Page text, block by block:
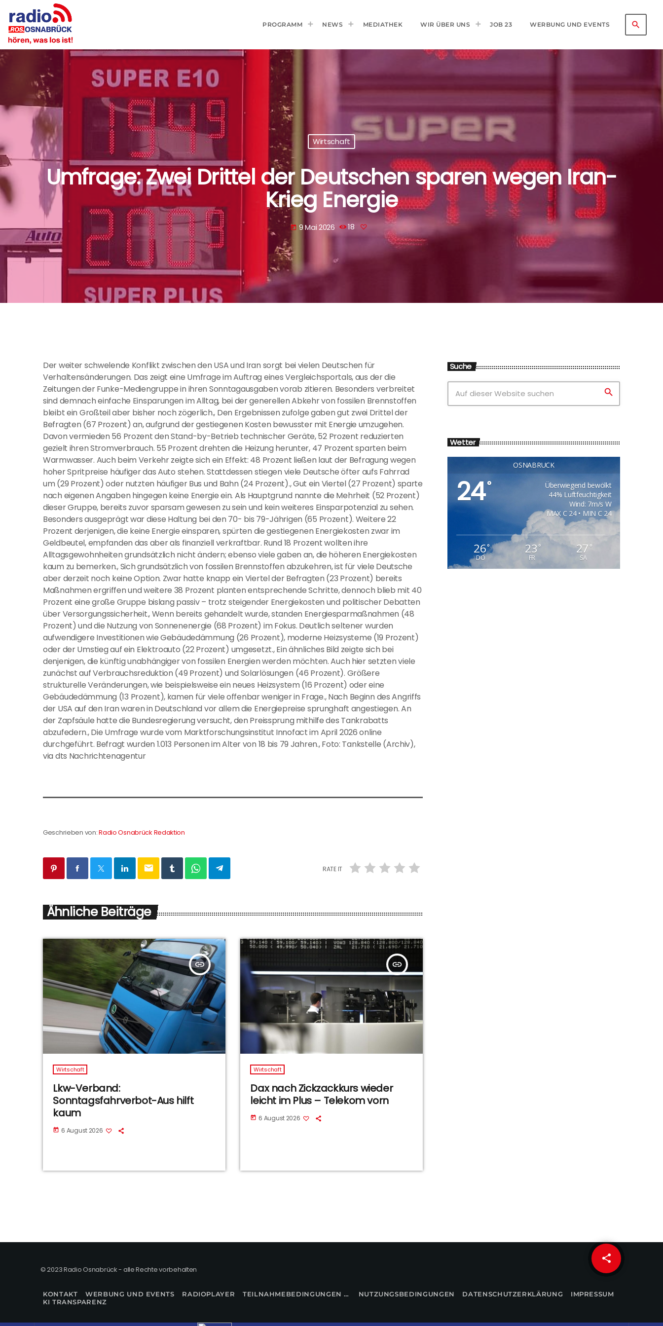
PROGRAMM NEWS MEDIATHEK WIR ÜBER UNS JOB 23 WERBUNG UND EVENTS search
Wirtschaft
Umfrage: Zwei Drittel der Deutschen sparen wegen Iran-
Krieg Energie
today 9 Mai 2026 18
share
email
Der weiter schwelende Konflikt zwischen den USA und Iran sorgt bei vielen Deutschen für
Verhaltensänderungen. Das zeigt eine Umfrage im Auftrag eines Vergleichsportals, aus der die
Zeitungen der Funke-Mediengruppe in ihren Sonntagausgaben vorab zitieren. Besonders verbreitet
sind demnach einfache Einsparungen im Alltag, bei der generellen Abkehr von fossilen Brennstoffen
bleibt ein Großteil aber bisher noch zögerlich., Den Ergebnissen zufolge gaben gut zwei Drittel der
Befragten (67 Prozent) an, aufgrund der gestiegenen Kosten bewusster mit Energie umzugehen.
Davon vermieden 56 Prozent den Stand-by-Betrieb technischer Geräte, 52 Prozent reduzierten
gezielt ihren Stromverbrauch. 55 Prozent drehten die Heizung herunter, 47 Prozent sparten beim
Warmwasser. Auch beim Verkehr zeigte sich ein Effekt: 48 Prozent ließen laut der Befragung wegen
hoher Spritpreise häufiger das Auto stehen. Stattdessen stiegen viele Deutsche öfter aufs Fahrrad
um (29 Prozent) oder nutzten häufiger Bus und Bahn (24 Prozent)., Gut ein Viertel (27 Prozent) sparte
nach eigenen Angaben hingegen keine Energie ein. Als Hauptgrund nannte die Mehrheit (52 Prozent)
dieser Gruppe, bereits zuvor sparsam gewesen zu sein und kein weiteres Einsparpotenzial zu sehen.
Besonders ausgeprägt war diese Haltung bei den 70- bis 79-Jährigen (65 Prozent). Weitere 22
Prozent derjenigen, die keine Energie einsparen, spürten die gestiegenen Energiekosten zwar im
Geldbeutel, empfanden das aber als finanziell verkraftbar. Rund 18 Prozent wollten ihre
Alltagsgewohnheiten grundsätzlich nicht ändern; ebenso viele gaben an, die höheren Energiekosten
kaum zu bemerken., Sich grundsätzlich von fossilen Brennstoffen abzukehren, ist für viele Deutsche
aber derzeit noch keine Option. Zwar hatte knapp ein Viertel der Befragten (23 Prozent) bereits
Maßnahmen ergriffen und weitere 38 Prozent planten entsprechende Schritte, dennoch blieb mit 40
Prozent eine große Gruppe bislang passiv – trotz steigender Energiekosten und politischer Debatten
über Versorgungssicherheit., Wenn bereits gehandelt wurde, standen Energiesparmaßnahmen (48
Prozent) und die Nutzung von Sonnenenergie (68 Prozent) im Fokus. Deutlich seltener wurden
aufwendigere Investitionen wie Gebäudedämmung (26 Prozent), moderne Heizsysteme (19 Prozent)
oder der Umstieg auf ein Elektroauto (22 Prozent) umgesetzt., Ein ähnliches Bild zeigte sich bei
denjenigen, die künftig unabhängiger von fossilen Energien werden möchten. Auch hier setzten viele
zunächst auf Verbrauchsreduktion (49 Prozent) und Solarlösungen (46 Prozent). Größere
strukturelle Veränderungen, wie beispielsweise ein neues Heizsystem (16 Prozent) oder eine
Gebäudedämmung (13 Prozent), kamen für viele offenbar weniger in Frage., Nach Beginn des Angriffs
der USA auf den Iran waren in Deutschland vor allem die Energiepreise sprunghaft angestiegen. An
der Zapfsäule hatte die Bundesregierung versucht, den Preissprung mithilfe des Tankrabatts
abzufedern., Die Umfrage wurde vom Marktforschungsinstitut Innofact im April 2026 online
durchgeführt. Befragt wurden 1.013 Personen im Alter von 18 bis 79 Jahren., Foto: Tankstelle (Archiv),
via dts Nachrichtenagentur
Geschrieben von:Radio Osnabrück Redaktion
email RATE IT
Ähnliche Beiträge
insert_link
Wirtschaft
Lkw-Verband:
Sonntagsfahrverbot-Aus hilft
kaum
today 6 August 2026
insert_link
Wirtschaft
Dax nach Zickzackkurs wieder
leicht im Plus – Telekom vorn
today 6 August 2026
Suche
search
Wetter
OSNABRÜCK
24°
Überwiegend bewölkt
44% Luftfeuchtigkeit
Wind: 7m/s W
MAX C 24 • MIN C 24
26°
DO
23 °
FR
27 °
SA
© 2023 Radio Osnabrück - alle Rechte vorbehalten
KONTAKT WERBUNG UND EVENTS RADIOPLAYER TEILNAHMEBEDINGUNGEN FÜR GEWINNSPIELE NUTZUNGSBEDINGUNGEN DATENSCHUTZERKLÄRUNG
IMPRESSUM
KI TRANSPARENZ